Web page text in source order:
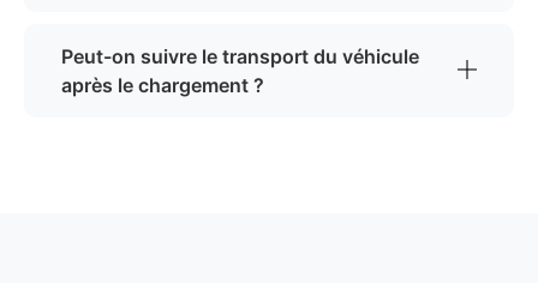
Peut-on suivre le transport du véhicule
après le chargement ?